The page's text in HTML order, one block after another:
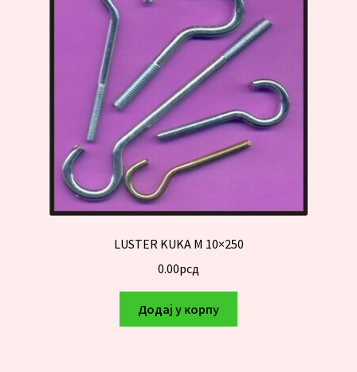
LUSTER KUKA M 10×250
0.00рсд
Додај у корпу